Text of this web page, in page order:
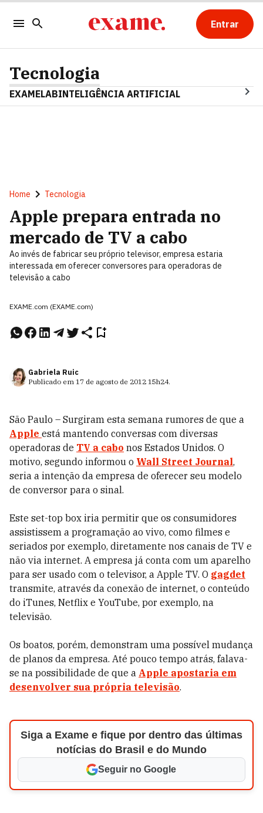
Entrar
Tecnologia
EXAMELABINTELIGÊNCIA ARTIFICIAL
Home Tecnologia
Apple prepara entrada no
mercado de TV a cabo
Ao invés de fabricar seu próprio televisor, empresa estaria
interessada em oferecer conversores para operadoras de
televisão a cabo
EXAME.com (EXAME.com)
Gabriela Ruic
Publicado em 17 de agosto de 2012 15h24.
São Paulo – Surgiram esta semana rumores de que a
Apple está mantendo conversas com diversas
operadoras de TV a cabo nos Estados Unidos. O
motivo, segundo informou o Wall Street Journal,
seria a intenção da empresa de oferecer seu modelo
de conversor para o sinal.
Este set-top box iria permitir que os consumidores
assistissem a programação ao vivo, como filmes e
seriados por exemplo, diretamente nos canais de TV e
não via internet. A empresa já conta com um aparelho
para ser usado com o televisor, a Apple TV. O gagdet
transmite, através da conexão de internet, o conteúdo
do iTunes, Netflix e YouTube, por exemplo, na
televisão.
Os boatos, porém, demonstram uma possível mudança
de planos da empresa. Até pouco tempo atrás, falava-
se na possibilidade de que a Apple apostaria em
desenvolver sua própria televisão.
Siga a Exame e fique por dentro das últimas
notícias do Brasil e do Mundo
Seguir no Google